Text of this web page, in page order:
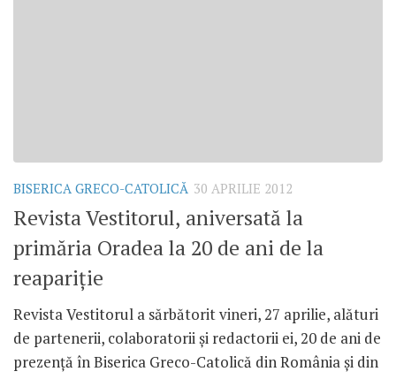
BISERICA GRECO-CATOLICĂ 30 APRILIE 2012
Revista Vestitorul, aniversată la
primăria Oradea la 20 de ani de la
reapariţie
Revista Vestitorul a sărbătorit vineri, 27 aprilie, alături
de partenerii, colaboratorii şi redactorii ei, 20 de ani de
prezenţă în Biserica Greco-Catolică din România şi din